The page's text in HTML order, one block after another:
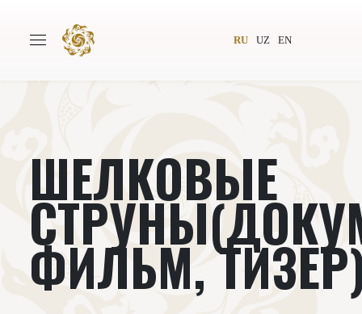
RU UZ EN
Всемирное общество
Издательство Новости
Проекты Подкасты
Видеолекторий
ШЕЛКОВЫЕ
ФИЛЬМ,